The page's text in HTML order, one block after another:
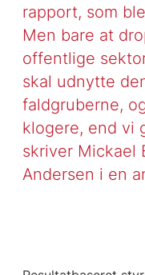
rapport, som
Men bare at
offentlige
skal udnytte
faldgruberne,
klogere, end vi
skriver Mickael
Andersen i en